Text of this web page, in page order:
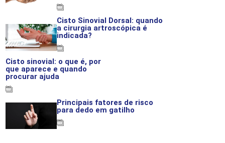
Cisto Sinovial Dorsal: quando
a cirurgia artroscópica é
indicada?
Cisto sinovial: o que é, por
que aparece e quando
procurar ajuda
Principais fatores de risco
para dedo em gatilho